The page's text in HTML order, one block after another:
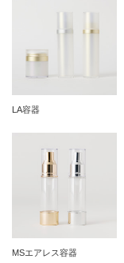
LA容器
MSエアレス容器